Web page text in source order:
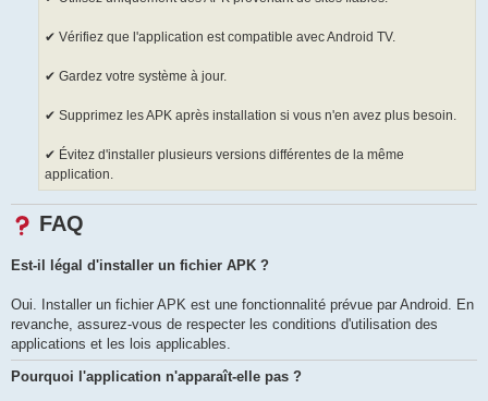
✔ Vérifiez que l'application est compatible avec Android TV.
✔ Gardez votre système à jour.
✔ Supprimez les APK après installation si vous n'en avez plus besoin.
✔ Évitez d'installer plusieurs versions différentes de la même
application.
FAQ
Est-il légal d'installer un fichier APK ?
Oui. Installer un fichier APK est une fonctionnalité prévue par Android. En
revanche, assurez-vous de respecter les conditions d'utilisation des
applications et les lois applicables.
Pourquoi l'application n'apparaît-elle pas ?